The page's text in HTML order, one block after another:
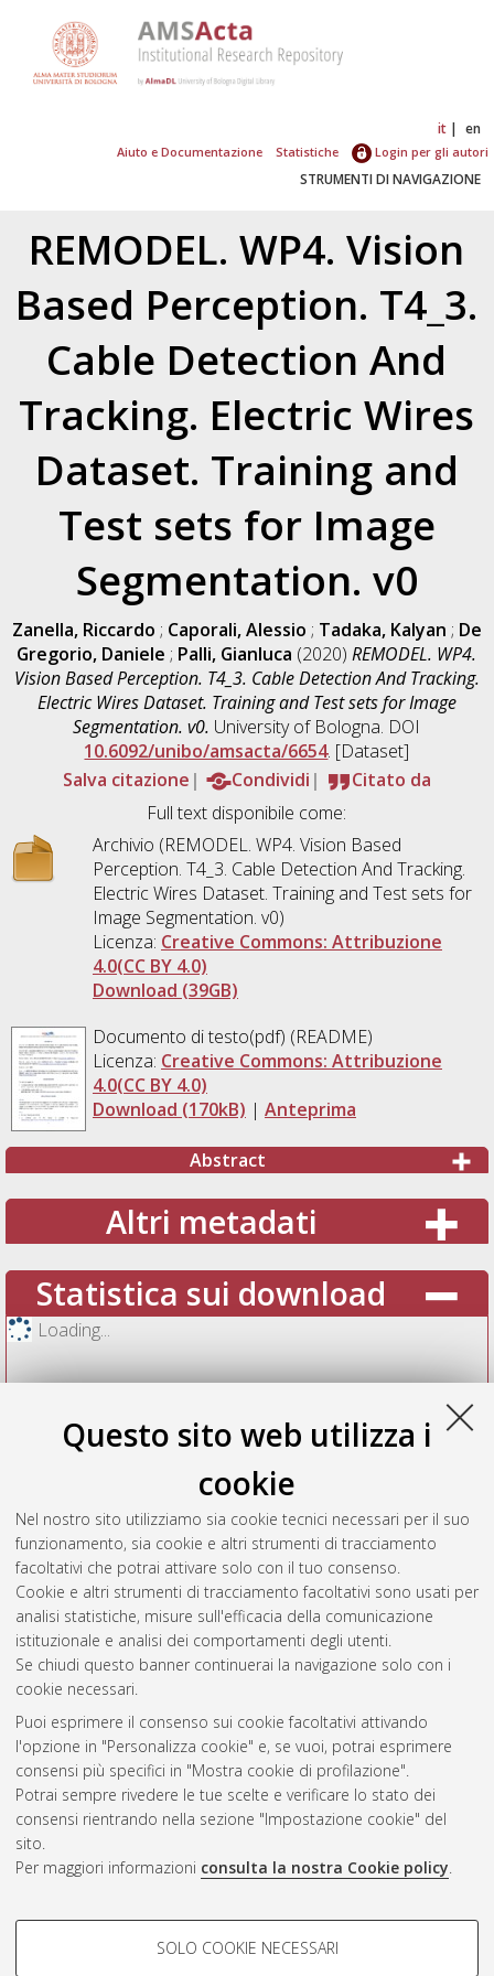
Questo sito web utilizza i
cookie
Nel nostro sito utilizziamo sia cookie tecnici necessari per il suo
funzionamento, sia cookie e altri strumenti di tracciamento
facoltativi che potrai attivare solo con il tuo consenso.
Cookie e altri strumenti di tracciamento facoltativi sono usati per
analisi statistiche, misure sull'efficacia della comunicazione
istituzionale e analisi dei comportamenti degli utenti.
Se chiudi questo banner continuerai la navigazione solo con i
cookie necessari.
Puoi esprimere il consenso sui cookie facoltativi attivando
l'opzione in "Personalizza cookie" e, se vuoi, potrai esprimere
consensi più specifici in "Mostra cookie di profilazione".
Potrai sempre rivedere le tue scelte e verificare lo stato dei
consensi rientrando nella sezione "Impostazione cookie" del
sito.
Per maggiori informazioni consulta la nostra Cookie policy.
COOKIE DI PROFILAZIONE -
SOLO COOKIE NECESSARI
it en
Aiuto e Documentazione Statistiche Login per gli autori
STRUMENTI DI NAVIGAZIONE
REMODEL. WP4. Vision
Based Perception. T4_3.
Cable Detection And
Tracking. Electric Wires
Dataset. Training and
Test sets for Image
Segmentation. v0
Zanella, Riccardo ; Caporali, Alessio ; Tadaka, Kalyan ; De
Gregorio, Daniele ; Palli, Gianluca (2020)REMODEL. WP4.
Vision Based Perception. T4_3. Cable Detection And Tracking.
Electric Wires Dataset. Training and Test sets for Image
Segmentation. v0. University of Bologna. DOI
10.6092/unibo/amsacta/6654. [Dataset]
Salva citazione
Condividi
Citato da
Full text disponibile come:
Archivio (REMODEL. WP4. Vision Based
Perception. T4_3. Cable Detection And Tracking.
Electric Wires Dataset. Training and Test sets for
Image Segmentation. v0)
Licenza: Creative Commons: Attribuzione
4.0(CC BY 4.0)
Download (39GB)
Documento di testo(pdf) (README)
Licenza: Creative Commons: Attribuzione
4.0(CC BY 4.0)
Download (170kB) | Anteprima
Abstract
Altri metadati
Statistica sui download
Loading...
Vedi altre statistiche
Gestione del documento:
Atom
Rss
2.0
AMS Acta
ISSN: 2038-7954
re3data.org -
doi.org/10.17616/R3P19R
Servizio implementato e
Impostazioni Cookie